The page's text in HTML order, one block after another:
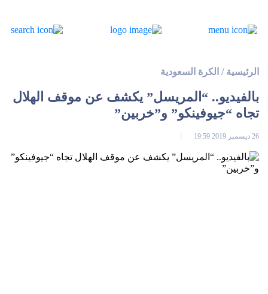
الرئيسية / الكرة السعودية
بالفيديو.. “المريسل” يكشف عن موقف الهلال
تجاه “جيوفينكو” و”خربين”
26 ديسمبر 2019 19:59